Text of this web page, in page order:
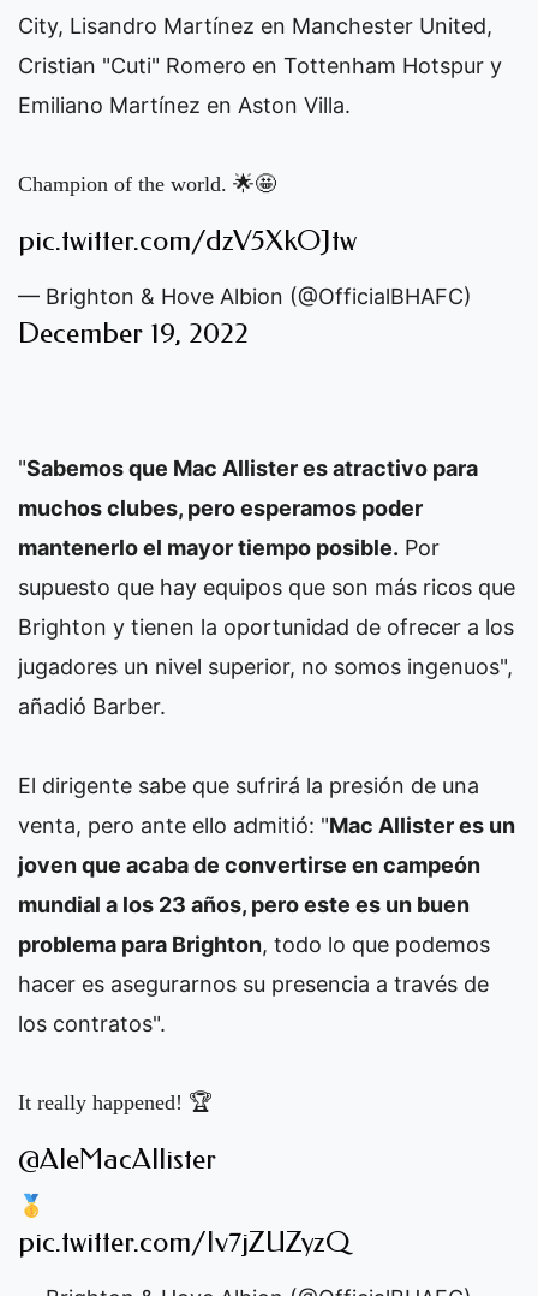
City, Lisandro Martínez en Manchester United,
Cristian "Cuti" Romero en Tottenham Hotspur y
Emiliano Martínez en Aston Villa.
Champion of the world. 🌟🤩
pic.twitter.com/dzV5XkOJtw
— Brighton & Hove Albion (@OfficialBHAFC)
December 19, 2022
"Sabemos que Mac Allister es atractivo para
muchos clubes, pero esperamos poder
mantenerlo el mayor tiempo posible. Por
supuesto que hay equipos que son más ricos que
Brighton y tienen la oportunidad de ofrecer a los
jugadores un nivel superior, no somos ingenuos",
añadió Barber.
El dirigente sabe que sufrirá la presión de una
venta, pero ante ello admitió: "Mac Allister es un
joven que acaba de convertirse en campeón
mundial a los 23 años, pero este es un buen
problema para Brighton, todo lo que podemos
hacer es asegurarnos su presencia a través de
los contratos".
It really happened! 🏆
@AleMacAllister
🥇
pic.twitter.com/Iv7jZUZyzQ